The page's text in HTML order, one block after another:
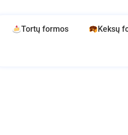
Tortų formos Keksų